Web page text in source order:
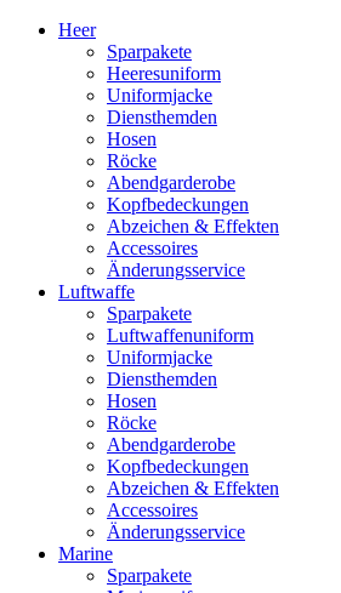
Heer
Sparpakete
Heeresuniform
Uniformjacke
Diensthemden
Hosen
Röcke
Abendgarderobe
Kopfbedeckungen
Abzeichen & Effekten
Accessoires
Änderungsservice
Luftwaffe
Sparpakete
Luftwaffenuniform
Uniformjacke
Diensthemden
Hosen
Röcke
Abendgarderobe
Kopfbedeckungen
Abzeichen & Effekten
Accessoires
Änderungsservice
Marine
Sparpakete